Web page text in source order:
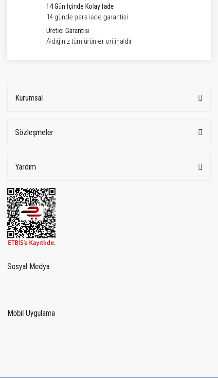
14 Gün İçinde Kolay İade
14 günde para iade garantisi
Üretici Garantisi
Aldığınız tüm ürünler orijinaldir
Kurumsal
Sözleşmeler
Yardım
Sosyal Medya
Mobil Uygulama